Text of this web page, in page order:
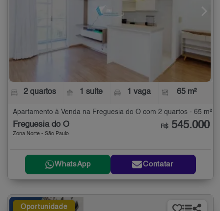
2 quartos 1 suíte 1 vaga 65 m²
Apartamento à Venda na Freguesia do Ó com 2 quartos - 65 m²
Freguesia do Ó
Zona Norte - São Paulo
R$ 545.000
WhatsApp Contatar
Oportunidade